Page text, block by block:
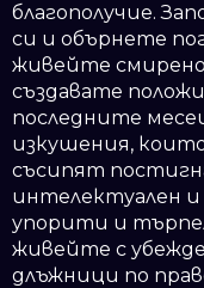
благополучие.
си и обърнете
живейте смирено
създавате
последните
изкушения,
съсипят
интелектуален
упорити и
живейте с
длъжници по